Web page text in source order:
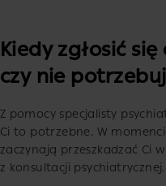
Kiedy zgłosić
czy nie
Z pomocy specjalisty
Ci to potrzebne. W
zaczynają przeszkadzać Ci
z konsultacji psychiatrycznej.